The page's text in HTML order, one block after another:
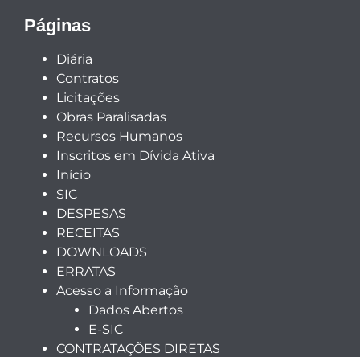
Páginas
Diária
Contratos
Licitações
Obras Paralisadas
Recursos Humanos
Inscritos em Dívida Ativa
Início
SIC
DESPESAS
RECEITAS
DOWNLOADS
ERRATAS
Acesso a Informação
Dados Abertos
E-SIC
CONTRATAÇÕES DIRETAS